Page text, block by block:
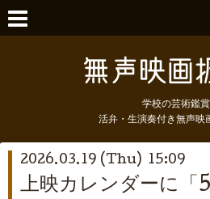
学校の芸術鑑
活弁・生演奏付き無声映
2026.03.19 (Thu) 15:09
上映カレンダーに